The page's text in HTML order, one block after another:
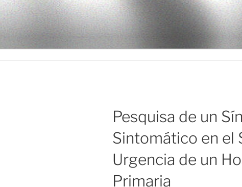
Ir
al
contenido
LEGISALUD
Pesquisa de un
Sintomático en el
Urgencia de un
Primaria